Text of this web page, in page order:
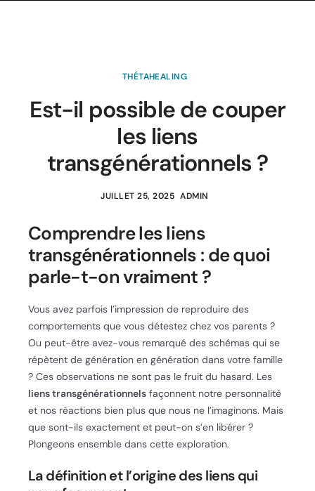
THÉTAHEALING
Est-il possible de couper
les liens
transgénérationnels ?
JUILLET 25, 2025 ADMIN
Comprendre les liens
transgénérationnels : de quoi
parle-t-on vraiment ?
Vous avez parfois l’impression de reproduire des
comportements que vous détestez chez vos parents ?
Ou peut-être avez-vous remarqué des schémas qui se
répètent de génération en génération dans votre famille
? Ces observations ne sont pas le fruit du hasard. Les
liens transgénérationnels façonnent notre personnalité
et nos réactions bien plus que nous ne l’imaginons. Mais
que sont-ils exactement et peut-on s’en libérer ?
Plongeons ensemble dans cette exploration.
La définition et l’origine des liens qui